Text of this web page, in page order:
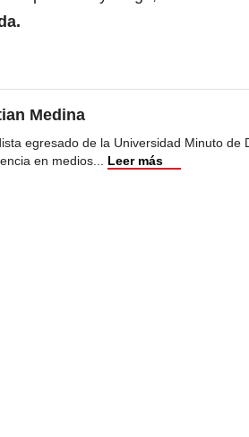
Medina
egresado de la Universidad Minuto de
en medios... Leer más